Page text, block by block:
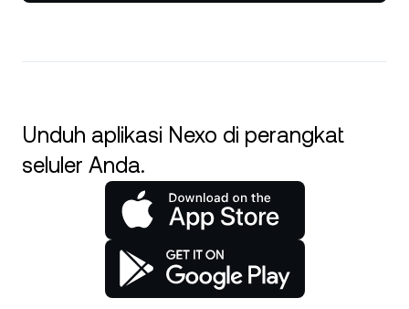
Unduh aplikasi Nexo di perangkat
seluler Anda.